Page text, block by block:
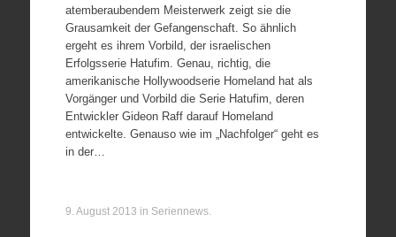
atemberaubendem Meisterwerk zeigt sie die
Grausamkeit der Gefangenschaft. So ähnlich
ergeht es ihrem Vorbild, der israelischen
Erfolgsserie Hatufim. Genau, richtig, die
amerikanische Hollywoodserie Homeland hat als
Vorgänger und Vorbild die Serie Hatufim, deren
Entwickler Gideon Raff darauf Homeland
entwickelte. Genauso wie im „Nachfolger“ geht es
in der…
9. August 2013 in Seriennews.